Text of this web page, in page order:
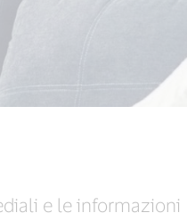
e le informazioni